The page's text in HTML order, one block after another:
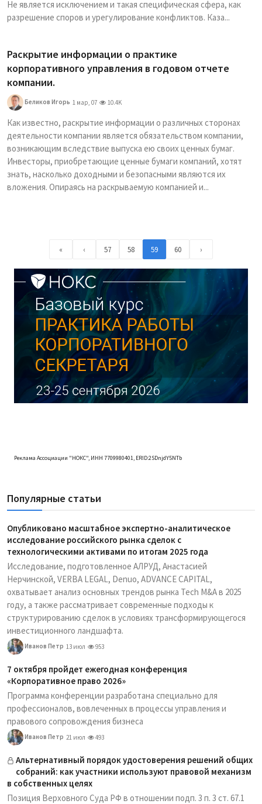
Не является исключением и такая специфическая сфера, как
разрешение споров и урегулирование конфликтов. Каза...
Раскрытие информации о практике
корпоративного управления в годовом отчете
компании.
Беликов Игорь 1 мар, 07 10.4K
Как известно, раскрытие информации о различных сторонах
деятельности компании является обязательством компании,
возникающим вследствие выпуска ею своих ценных бумаг.
Инвесторы, приобретающие ценные бумаги компаний, хотят
знать, насколько доходными и безопасными являются их
вложения. Опираясь на раскрываемую компанией и...
« ‹ 57 58 59 60 ›
Реклама Ассоциации "НОКС", ИНН 7709980401, ERID:2SDnjdY5NTb
Популярные статьи
Опубликовано масштабное экспертно-аналитическое
исследование российского рынка сделок с
технологическими активами по итогам 2025 года
Исследование, подготовленное АЛРУД, Анастасией
Нерчинской, VERBA LEGAL, Denuo, ADVANCE CAPITAL,
охватывает анализ основных трендов рынка Tech M&A в 2025
году, а также рассматривает современные подходы к
структурированию сделок в условиях трансформирующегося
инвестиционного ландшафта.
Иванов Петр 13 июл 953
7 октября пройдет ежегодная конференция
«Корпоративное право 2026»
Программа конференции разработана специально для
профессионалов, вовлеченных в процессы управления и
правового сопровождения бизнеса
Иванов Петр 21 июл 493
Альтернативный порядок удостоверения решений общих
собраний: как участники используют правовой механизм
в собственных целях
Позиция Верховного Суда РФ в отношении подп. 3 п. 3 ст. 67.1